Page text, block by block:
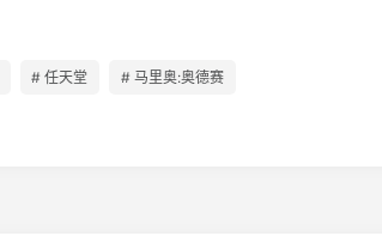
# 任天堂 # 马里奥:奥德赛